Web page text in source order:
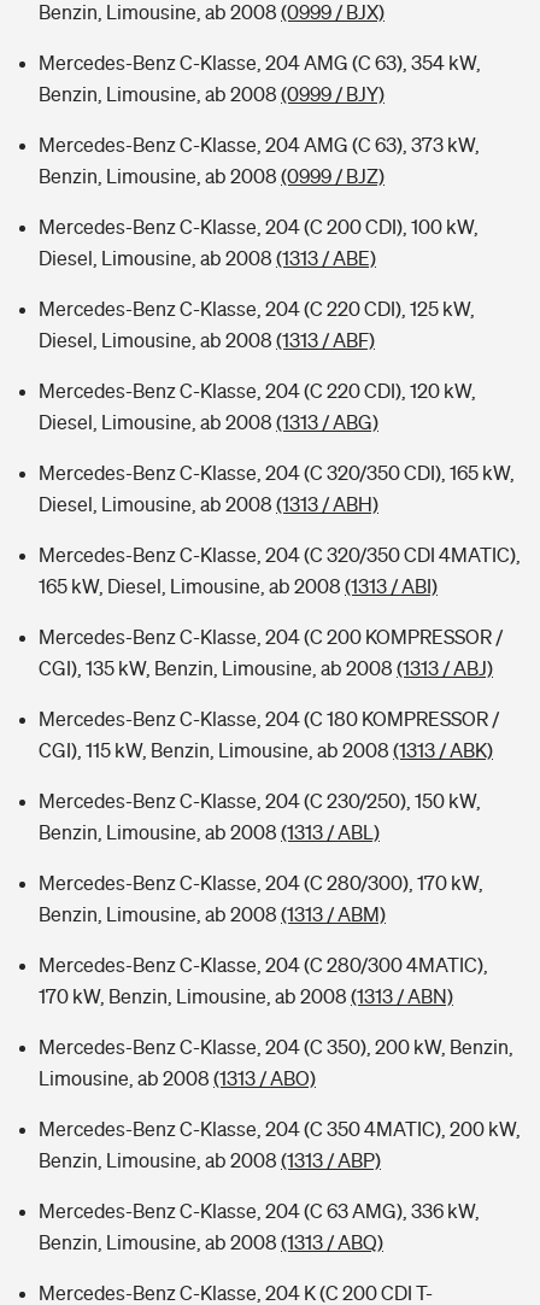
Benzin, Limousine, ab 2008 (0999 / BJX)
Mercedes-Benz C-Klasse, 204 AMG (C 63), 354 kW,
Benzin, Limousine, ab 2008 (0999 / BJY)
Mercedes-Benz C-Klasse, 204 AMG (C 63), 373 kW,
Benzin, Limousine, ab 2008 (0999 / BJZ)
Mercedes-Benz C-Klasse, 204 (C 200 CDI), 100 kW,
Diesel, Limousine, ab 2008 (1313 / ABE)
Mercedes-Benz C-Klasse, 204 (C 220 CDI), 125 kW,
Diesel, Limousine, ab 2008 (1313 / ABF)
Mercedes-Benz C-Klasse, 204 (C 220 CDI), 120 kW,
Diesel, Limousine, ab 2008 (1313 / ABG)
Mercedes-Benz C-Klasse, 204 (C 320/350 CDI), 165 kW,
Diesel, Limousine, ab 2008 (1313 / ABH)
Mercedes-Benz C-Klasse, 204 (C 320/350 CDI 4MATIC),
165 kW, Diesel, Limousine, ab 2008 (1313 / ABI)
Mercedes-Benz C-Klasse, 204 (C 200 KOMPRESSOR /
CGI), 135 kW, Benzin, Limousine, ab 2008 (1313 / ABJ)
Mercedes-Benz C-Klasse, 204 (C 180 KOMPRESSOR /
CGI), 115 kW, Benzin, Limousine, ab 2008 (1313 / ABK)
Mercedes-Benz C-Klasse, 204 (C 230/250), 150 kW,
Benzin, Limousine, ab 2008 (1313 / ABL)
Mercedes-Benz C-Klasse, 204 (C 280/300), 170 kW,
Benzin, Limousine, ab 2008 (1313 / ABM)
Mercedes-Benz C-Klasse, 204 (C 280/300 4MATIC),
170 kW, Benzin, Limousine, ab 2008 (1313 / ABN)
Mercedes-Benz C-Klasse, 204 (C 350), 200 kW, Benzin,
Limousine, ab 2008 (1313 / ABO)
Mercedes-Benz C-Klasse, 204 (C 350 4MATIC), 200 kW,
Benzin, Limousine, ab 2008 (1313 / ABP)
Mercedes-Benz C-Klasse, 204 (C 63 AMG), 336 kW,
Benzin, Limousine, ab 2008 (1313 / ABQ)
Mercedes-Benz C-Klasse, 204 K (C 200 CDI T-